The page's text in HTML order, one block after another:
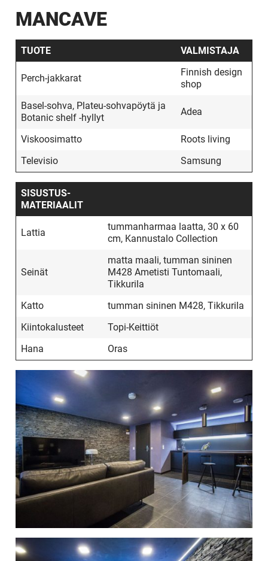
MANCAVE
TUOTE VALMISTAJA
Perch-jakkarat
Finnish design
shop
Basel-sohva, Plateu-sohvapöytä ja
Botanic shelf -hyllyt
Adea
Viskoosimatto
Roots living
Televisio
Samsung
SISUSTUS­
MATERIAALIT
Lattia
tummanharmaa laatta, 30 x 60
cm, Kannustalo Collection
Seinät
matta maali, tumman sininen
M428 Ametisti Tuntomaali,
Tikkurila
Katto
tumman sininen M428, Tikkurila
Kiintokalusteet
Topi-Keittiöt
Hana
Oras